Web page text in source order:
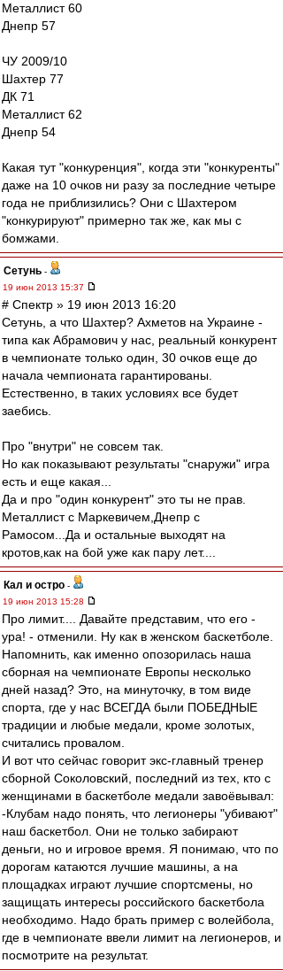
Металлист 60
Днепр 57
ЧУ 2009/10
Шахтер 77
ДК 71
Металлист 62
Днепр 54
Какая тут "конкуренция", когда эти "конкуренты"
даже на 10 очков ни разу за последние четыре
года не приблизились? Они с Шахтером
"конкурируют" примерно так же, как мы с
бомжами.
Сетунь -
19 июн 2013 15:37
# Спектр » 19 июн 2013 16:20
Сетунь, а что Шахтер? Ахметов на Украине -
типа как Абрамович у нас, реальный конкурент
в чемпионате только один, 30 очков еще до
начала чемпионата гарантированы.
Естественно, в таких условиях все будет
заебись.
Про "внутри" не совсем так.
Но как показывают результаты "снаружи" игра
есть и еще какая...
Да и про "один конкурент" это ты не прав.
Металлист с Маркевичем,Днепр с
Рамосом...Да и остальные выходят на
кротов,как на бой уже как пару лет....
Кал и остро -
19 июн 2013 15:28
Про лимит.... Давайте представим, что его -
ура! - отменили. Ну как в женском баскетболе.
Напомнить, как именно опозорилась наша
сборная на чемпионате Европы несколько
дней назад? Это, на минуточку, в том виде
спорта, где у нас ВСЕГДА были ПОБЕДНЫЕ
традиции и любые медали, кроме золотых,
считались провалом.
И вот что сейчас говорит экс-главный тренер
сборной Соколовский, последний из тех, кто с
женщинами в баскетболе медали завоёвывал:
-Клубам надо понять, что легионеры "убивают"
наш баскетбол. Они не только забирают
деньги, но и игровое время. Я понимаю, что по
дорогам катаются лучшие машины, а на
площадках играют лучшие спортсмены, но
защищать интересы российского баскетбола
необходимо. Надо брать пример с волейбола,
где в чемпионате ввели лимит на легионеров, и
посмотрите на результат.